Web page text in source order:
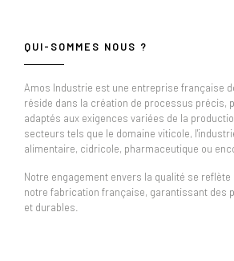
QUI-SOMMES NOUS ?
Amos Industrie est une entreprise française
réside dans la création de processus précis,
adaptés aux exigences variées de la
secteurs tels que le domaine viticole,
alimentaire, cidricole, pharmaceutique ou
Notre engagement envers la qualité se reflète
notre fabrication française, garantissant des
et durables.